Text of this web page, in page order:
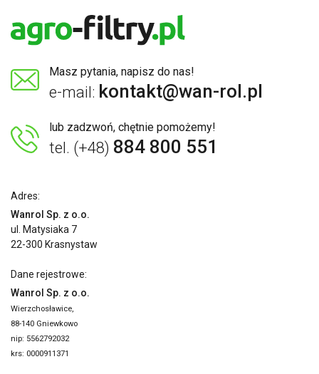
Masz pytania, napisz do nas!
e-mail: kontakt@wan-rol.pl
lub zadzwoń, chętnie pomożemy!
tel. (+48) 884 800 551
Adres:
Wanrol Sp. z o.o.
ul. Matysiaka 7
22-300 Krasnystaw
Dane rejestrowe:
Wanrol Sp. z o.o.
Wierzchosławice,
88-140 Gniewkowo
nip: 5562792032
krs: 0000911371